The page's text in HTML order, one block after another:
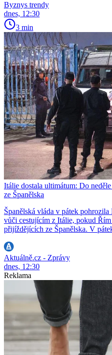
Byznys trendy
dnes, 12:30
3 min
Itálie dostala ultimátum: Do
ze Španělska
Španělská vláda v pátek
vůči cestujícím z Itálie, pokud
přijíždějících ze Španělska. V
Aktuálně.cz - Zprávy
dnes, 12:30
Reklama